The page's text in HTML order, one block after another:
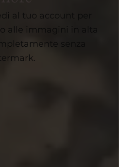
al tuo account per
alle immagini in alta
senza